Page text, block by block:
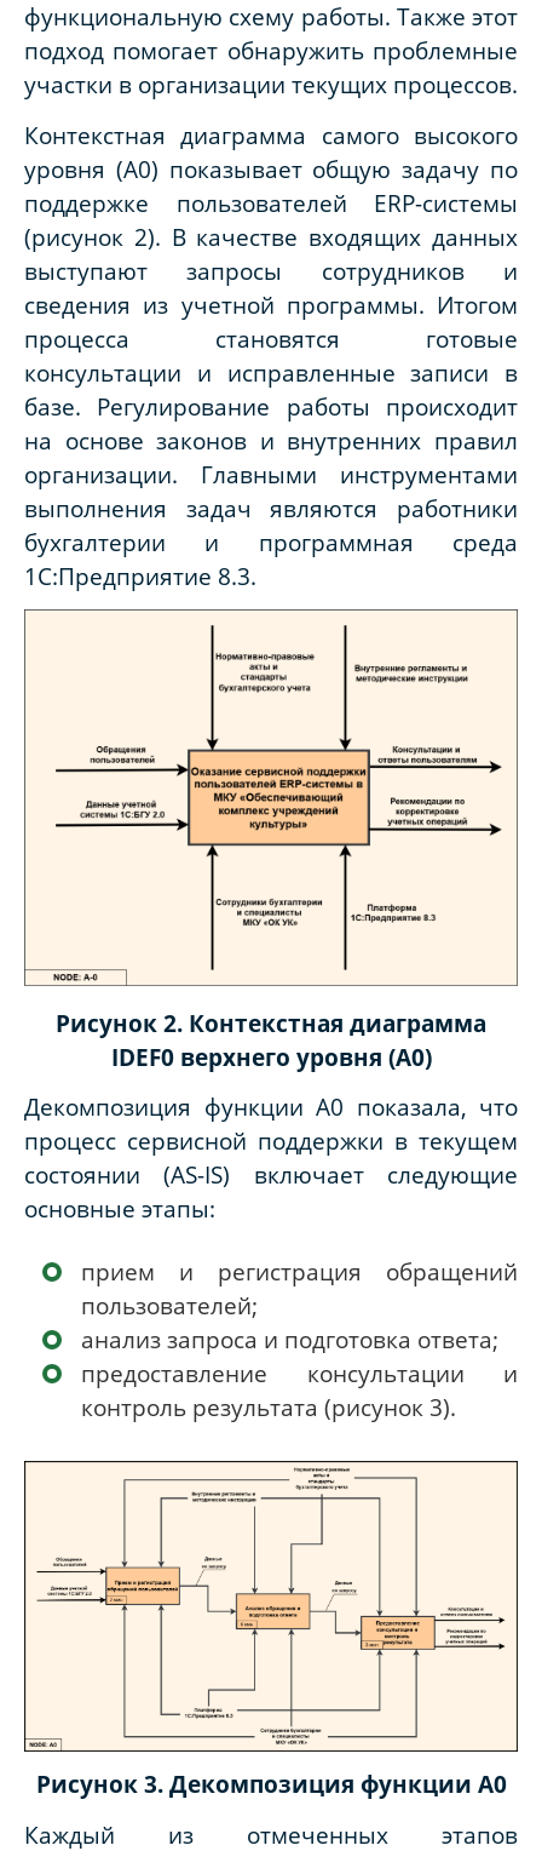
функциональную схему работы. Также этот
подход помогает обнаружить проблемные
участки в организации текущих процессов.
Контекстная диаграмма самого высокого
уровня (A0) показывает общую задачу по
поддержке пользователей ERP-системы
(рисунок 2). В качестве входящих данных
выступают запросы сотрудников и
сведения из учетной программы. Итогом
процесса становятся готовые
консультации и исправленные записи в
базе. Регулирование работы происходит
на основе законов и внутренних правил
организации. Главными инструментами
выполнения задач являются работники
бухгалтерии и программная среда
1С:Предприятие 8.3.
Рисунок 2. Контекстная диаграмма
IDEF0 верхнего уровня (A0)
Декомпозиция функции A0 показала, что
процесс сервисной поддержки в текущем
состоянии (AS-IS) включает следующие
основные этапы:
прием и регистрация обращений
пользователей;
анализ запроса и подготовка ответа;
предоставление консультации и
контроль результата (рисунок 3).
Рисунок 3. Декомпозиция функции A0
Каждый из отмеченных этапов